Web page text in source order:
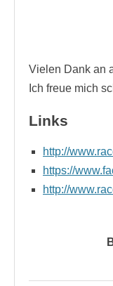
Vielen Dank an
Ich freue mich
Links
http://
https://
http://